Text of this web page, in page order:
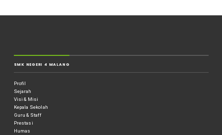
SMK NEGERI 4 MALANG
Profil
Sejarah
Visi & Misi
Kepala Sekolah
Guru & Staff
Prestasi
Humas